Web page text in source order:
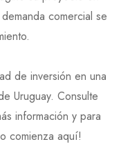
comercial se
de inversión en una
Uruguay. Consulte
información y para
comienza aquí!